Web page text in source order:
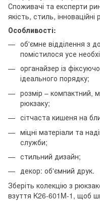
Споживачі та експерти
якість, стиль,
Особливості:
об'ємне відділення з
помістилося усе
органайзер із
ідеального порядку;
розмір – компактний,
рюкзаку;
сітчаста кишеня на
міцні матеріали та
служби;
стильний дизайн;
декор: об'ємний друк.
Зберіть колекцію з
взуття K26-601M-1, щоб